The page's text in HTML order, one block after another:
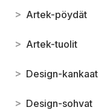
> Artek-pöydät
> Artek-tuolit
> Design-kankaat
> Design-sohvat